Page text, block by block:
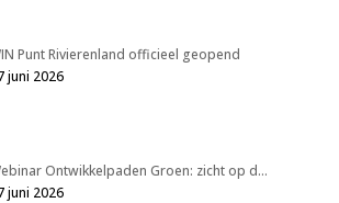
Punt Rivierenland officieel geopend
juni 2026
Ontwikkelpaden Groen: zicht op d…
juni 2026